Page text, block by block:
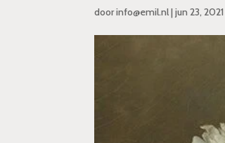
doorinfo@emil.nl|jun 23, 2021